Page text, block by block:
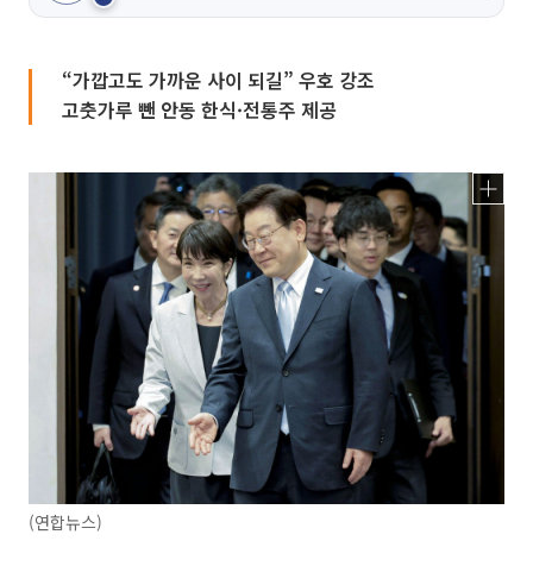
“가깝고도 가까운 사이 되길” 우호 강조
고춧가루 뺀 안동 한식·전통주 제공
(연합뉴스)